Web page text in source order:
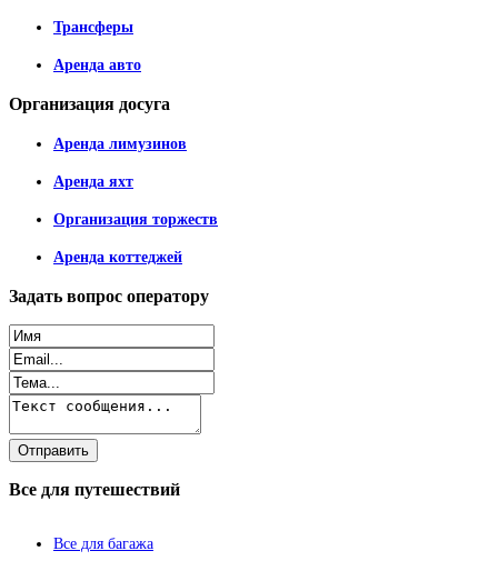
Трансферы
Аренда авто
Организация досуга
Аренда лимузинов
Аренда яхт
Организация торжеств
Аренда коттеджей
Задать вопрос оператору
Все для путешествий
Все для багажа